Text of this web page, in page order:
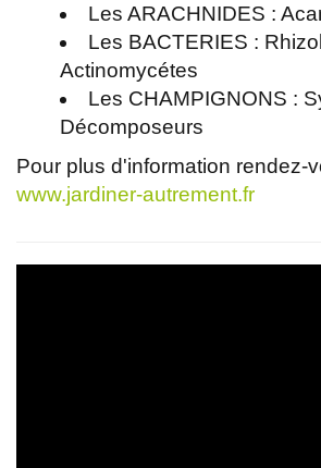
Les ARACHNIDES :
Les BACTERIES :
Actinomycétes
Les CHAMPIGNONS :
Décomposeurs
Pour plus d'information rendez-
www.jardiner-autrement.fr